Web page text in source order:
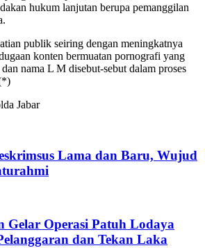
hukum lanjutan berupa pemanggilan
publik seiring dengan meningkatnya
konten bermuatan pornografi yang
nama L M disebut-sebut dalam proses
Jabar
Lama dan Baru, Wujud
Gelar Operasi Patuh Lodaya
dan Tekan Laka